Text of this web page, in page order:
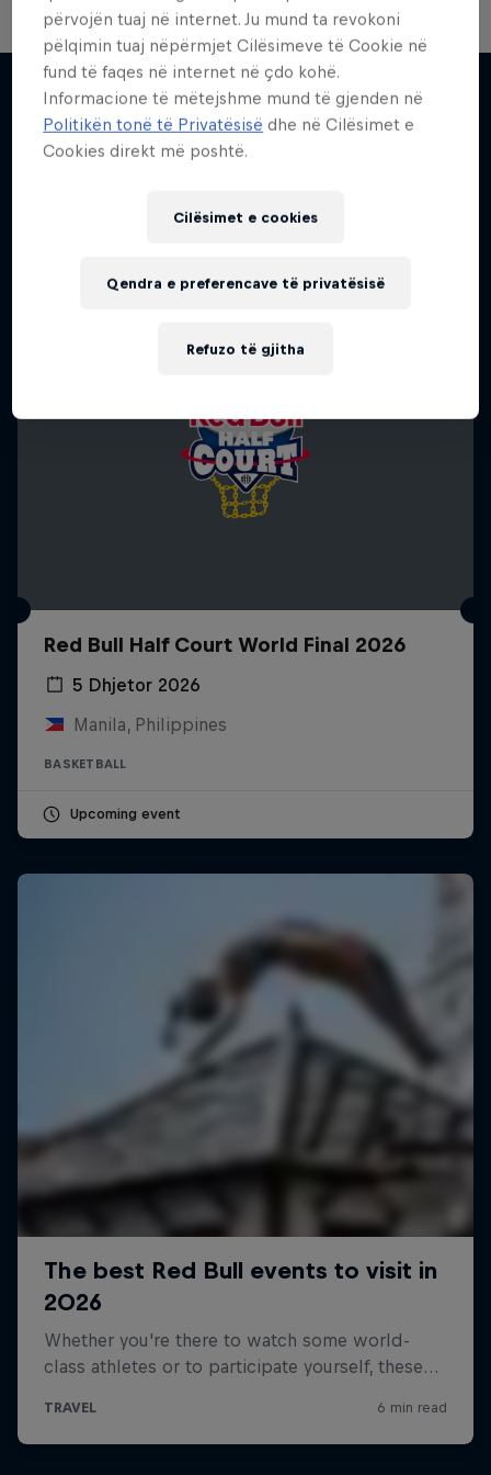
Më shumë si kjo
Change of Pace
Women athletes who go the extra mile
1 Sezoni · 2 episodet
Hoops Passport
Exploring unique hoop culture across America
BASKETBALL
Red Bull Half Court World Final 2026
5 Dhjetor 2026
Manila, Philippines
BASKETBALL
Upcoming event
përvojën tuaj në internet. Ju mund ta revokoni
pëlqimin tuaj nëpërmjet Cilësimeve të Cookie në
fund të faqes në internet në çdo kohë.
Informacione të mëtejshme mund të gjenden në
Politikën tonë të Privatësisë dhe në Cilësimet e
Cookies direkt më poshtë.
Cilësimet e cookies
Refuzo të gjitha
Qendra e preferencave të privatësisë